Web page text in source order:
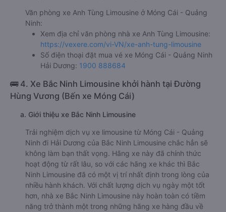
Văn phòng xe Anh Tùng Limousine ở Móng Cái - Quảng
Ninh:
Xem địa chỉ văn phòng nhà xe Anh Tùng Limousine:
https://vexere.com/vi-VN/xe-anh-tung-limousine
Số điện thoại đặt mua vé xe Móng Cái - Quảng Ninh
Hải Dương: 1900 888684
🚌 4. Xe Bắc Ninh Limousine khởi hành tại Đường
Hùng Vương (Bến xe Móng Cái)
a. Giới thiệu xe Bắc Ninh Limousine
Trải nghiệm dịch vụ xe limousine từ Móng Cái - Quảng
Ninh đi Hải Dương của Bắc Ninh Limousine chắc hẳn sẽ
không làm bạn thất vọng. Hãng xe này đã chính thức
hoạt động từ rất lâu, so với các hãng xe khác thì Bắc
Ninh Limousine đã có một vị trí nhất định trong lòng của
nhiều hành khách. Với chất lượng dịch vụ ngày một tốt
hơn, nhà xe Bắc Ninh Limousine này hoàn toàn có tiềm
năng trở thành một trong những hãng xe hàng đầu về